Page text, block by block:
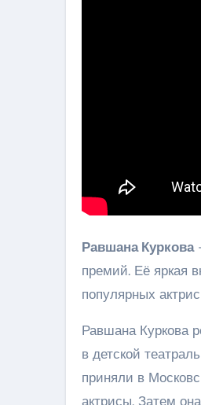
Равшана Куркова
премий. Её яркая
популярных
Равшана Куркова
в детской
приняли в
актрисы. Затем